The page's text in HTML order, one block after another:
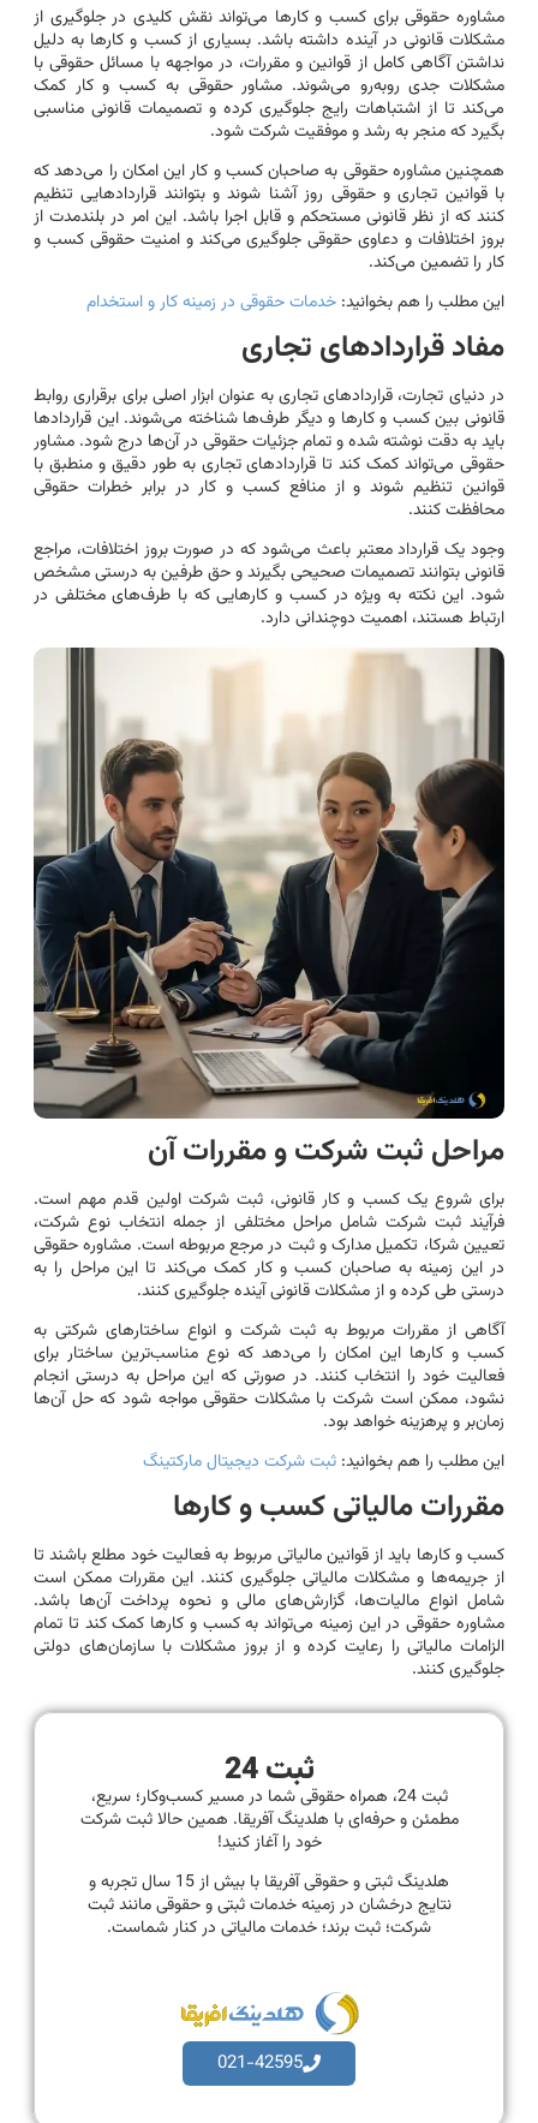
مشاوره حقوقی برای کسب و کارها می‌تواند نقش کلیدی در جلوگیری از
مشکلات قانونی در آینده داشته باشد. بسیاری از کسب و کارها به دلیل
نداشتن آگاهی کامل از قوانین و مقررات، در مواجهه با مسائل حقوقی با
مشکلات جدی روبه‌رو می‌شوند. مشاور حقوقی به کسب و کار کمک
می‌کند تا از اشتباهات رایج جلوگیری کرده و تصمیمات قانونی مناسبی
بگیرد که منجر به رشد و موفقیت شرکت شود.
همچنین مشاوره حقوقی به صاحبان کسب و کار این امکان را می‌دهد که
با قوانین تجاری و حقوقی روز آشنا شوند و بتوانند قراردادهایی تنظیم
کنند که از نظر قانونی مستحکم و قابل اجرا باشد. این امر در بلندمدت از
بروز اختلافات و دعاوی حقوقی جلوگیری می‌کند و امنیت حقوقی کسب و
کار را تضمین می‌کند.
این مطلب را هم بخوانید:خدمات حقوقی در زمینه کار و استخدام
مفاد قراردادهای تجاری
در دنیای تجارت، قراردادهای تجاری به عنوان ابزار اصلی برای برقراری روابط
قانونی بین کسب و کارها و دیگر طرف‌ها شناخته می‌شوند. این قراردادها
باید به دقت نوشته شده و تمام جزئیات حقوقی در آن‌ها درج شود. مشاور
حقوقی می‌تواند کمک کند تا قراردادهای تجاری به طور دقیق و منطبق با
قوانین تنظیم شوند و از منافع کسب و کار در برابر خطرات حقوقی
محافظت کنند.
وجود یک قرارداد معتبر باعث می‌شود که در صورت بروز اختلافات، مراجع
قانونی بتوانند تصمیمات صحیحی بگیرند و حق طرفین به درستی مشخص
شود. این نکته به ویژه در کسب و کارهایی که با طرف‌های مختلفی در
ارتباط هستند، اهمیت دوچندانی دارد.
مراحل ثبت شرکت و مقررات آن
برای شروع یک کسب و کار قانونی، ثبت شرکت اولین قدم مهم است.
فرآیند ثبت شرکت شامل مراحل مختلفی از جمله انتخاب نوع شرکت،
تعیین شرکا، تکمیل مدارک و ثبت در مرجع مربوطه است. مشاوره حقوقی
در این زمینه به صاحبان کسب و کار کمک می‌کند تا این مراحل را به
درستی طی کرده و از مشکلات قانونی آینده جلوگیری کنند.
آگاهی از مقررات مربوط به ثبت شرکت و انواع ساختارهای شرکتی به
کسب و کارها این امکان را می‌دهد که نوع مناسب‌ترین ساختار برای
فعالیت خود را انتخاب کنند. در صورتی که این مراحل به درستی انجام
نشود، ممکن است شرکت با مشکلات حقوقی مواجه شود که حل آن‌ها
زمان‌بر و پرهزینه خواهد بود.
این مطلب را هم بخوانید:ثبت شرکت دیجیتال مارکتینگ
مقررات مالیاتی کسب و کارها
کسب و کارها باید از قوانین مالیاتی مربوط به فعالیت خود مطلع باشند تا
از جریمه‌ها و مشکلات مالیاتی جلوگیری کنند. این مقررات ممکن است
شامل انواع مالیات‌ها، گزارش‌های مالی و نحوه پرداخت آن‌ها باشد.
مشاوره حقوقی در این زمینه می‌تواند به کسب و کارها کمک کند تا تمام
الزامات مالیاتی را رعایت کرده و از بروز مشکلات با سازمان‌های دولتی
جلوگیری کنند.
ثبت 24
ثبت 24، همراه حقوقی شما در مسیر کسب‌وکار؛ سریع،
مطمئن و حرفه‌ای با هلدینگ آفریقا. همین حالا ثبت شرکت
خود را آغاز کنید!
هلدینگ ثبتی و حقوقی آفریقا با بیش از 15 سال تجربه و
نتایج درخشان در زمینه خدمات ثبتی و حقوقی مانند ثبت
شرکت؛ ثبت برند؛ خدمات مالیاتی در کنار شماست.
021-42595